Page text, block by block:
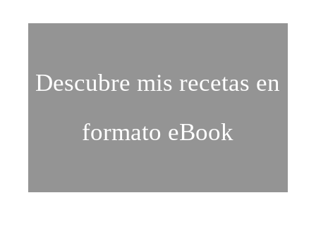
Descubre mis recetas en
formato eBook